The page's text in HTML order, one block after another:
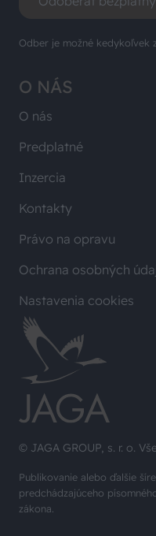
© JAGA GROUP, s. r. o.
Publikovanie alebo ďalšie
predchádzajúceho
zákona.
O NÁS
O nás
Predplatné
Inzercia
Kontakty
Právo na opravu
Ochrana osobných
Nastavenia cookies
Odber je možné kedykoľvek